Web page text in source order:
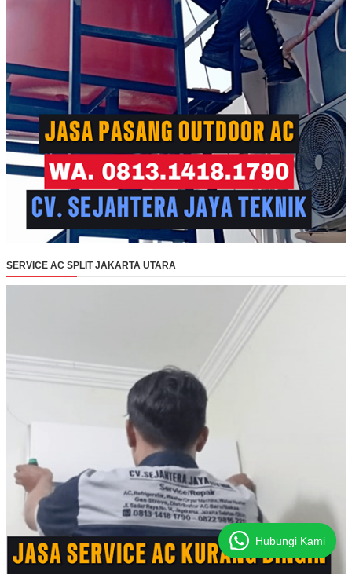
SERVICE AC SPLIT JAKARTA UTARA
Hubungi Kami